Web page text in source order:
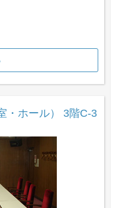
・ホール） 3階C-3